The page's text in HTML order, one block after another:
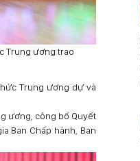
Trung ương trao
Trung ương dự và
ương, công bố Quyết
Ban Chấp hành, Ban